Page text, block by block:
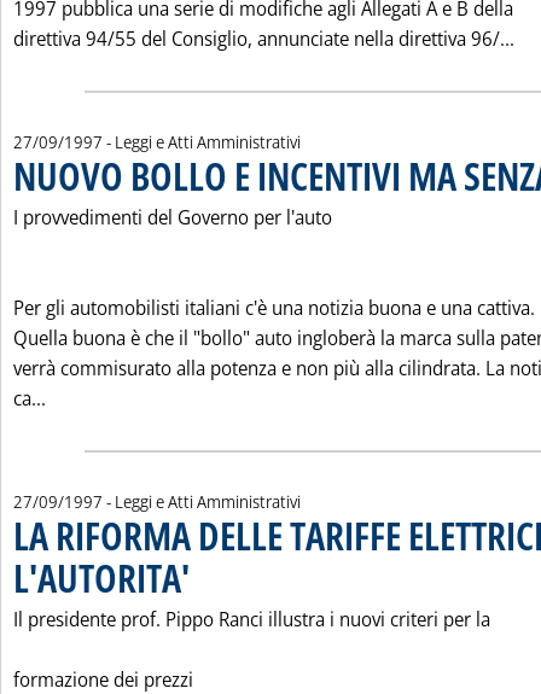
1997 pubblica una serie di modifiche agli Allegati A e B della
direttiva 94/55 del Consiglio, annunciate nella direttiva 96/...
27/09/1997 - Leggi e Atti Amministrativi
NUOVO BOLLO E INCENTIVI MA
I provvedimenti del Governo per l'auto
Per gli automobilisti italiani c'è una notizia buona e una cattiva.
Quella buona è che il "bollo" auto ingloberà la marca sulla
verrà commisurato alla potenza e non più alla cilindrata. La
ca...
27/09/1997 - Leggi e Atti Amministrativi
LA RIFORMA DELLE TARIFFE
L'AUTORITA'
Il presidente prof. Pippo Ranci illustra i nuovi criteri per la
formazione dei prezzi